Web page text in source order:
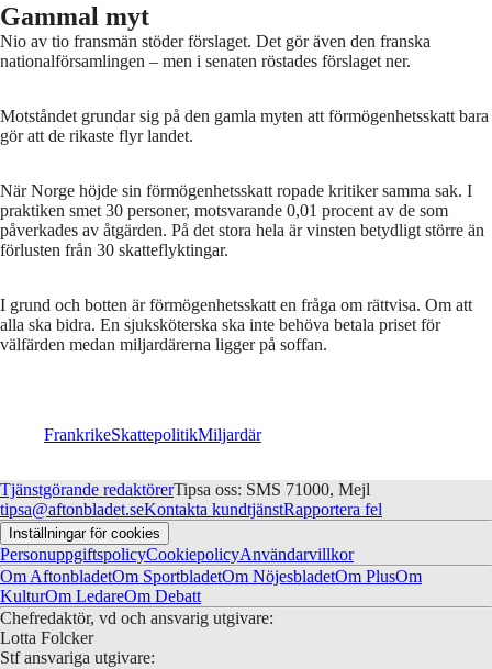
Gammal myt
Nio av tio fransmän stöder förslaget. Det gör även den franska
nationalförsamlingen – men i senaten röstades förslaget ner.
Motståndet grundar sig på den gamla myten att förmögenhetsskatt bara
gör att de rikaste flyr landet.
När Norge höjde sin förmögenhetsskatt ropade kritiker samma sak. I
praktiken smet 30 personer, motsvarande 0,01 procent av de som
påverkades av åtgärden. På det stora hela är vinsten betydligt större än
förlusten från 30 skatteflyktingar.
I grund och botten är förmögenhetsskatt en fråga om rättvisa. Om att
alla ska bidra. En sjuksköterska ska inte behöva betala priset för
välfärden medan miljardärerna ligger på soffan.
FrankrikeSkattepolitikMiljardär
Tjänstgörande redaktörerTipsa oss: SMS 71000, Mejl
tipsa@aftonbladet.seKontakta kundtjänstRapportera fel
Inställningar för cookies
PersonuppgiftspolicyCookiepolicyAnvändarvillkor
Om AftonbladetOm SportbladetOm NöjesbladetOm PlusOm
KulturOm LedareOm Debatt
Chefredaktör, vd och ansvarig utgivare:
Lotta Folcker
Stf ansvariga utgivare: